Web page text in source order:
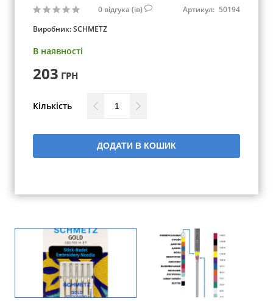
0 відгука (ів) Артикул: 50194
Виробник:SCHMETZ
В наявності
203 ГРН
Кількість
ДОДАТИ В КОШИК